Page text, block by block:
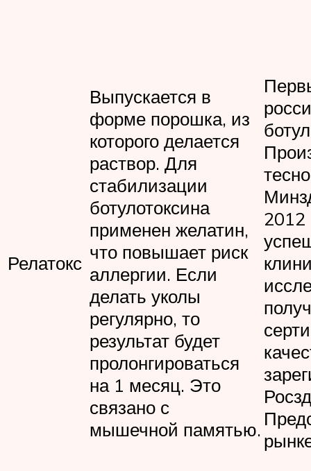
Релатокс
Выпускается в
форме порошка, из
которого делается
раствор. Для
стабилизации
ботулотоксина
применен желатин,
что повышает риск
аллергии. Если
делать уколы
регулярно, то
результат будет
пролонгироваться
на 1 месяц. Это
связано с
мышечной памятью.
2012